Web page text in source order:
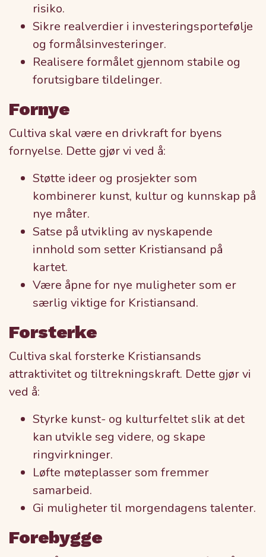
risiko.
Sikre realverdier i investeringsportefølje
og formålsinvesteringer.
Realisere formålet gjennom stabile og
forutsigbare tildelinger.
Fornye
Cultiva skal være en drivkraft for byens
fornyelse. Dette gjør vi ved å:
Støtte ideer og prosjekter som
kombinerer kunst, kultur og kunnskap på
nye måter.
Satse på utvikling av nyskapende
innhold som setter Kristiansand på
kartet.
Være åpne for nye muligheter som er
særlig viktige for Kristiansand.
Forsterke
Cultiva skal forsterke Kristiansands
attraktivitet og tiltrekningskraft. Dette gjør vi
ved å:
Styrke kunst- og kulturfeltet slik at det
kan utvikle seg videre, og skape
ringvirkninger.
Løfte møteplasser som fremmer
samarbeid.
Gi muligheter til morgendagens talenter.
Forebygge